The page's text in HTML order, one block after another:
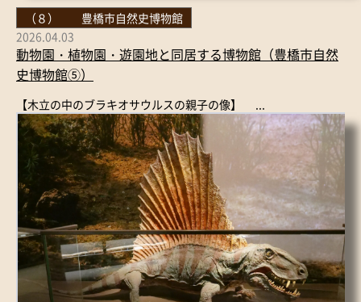
（８） 豊橋市自然史博物館
2026.04.03
動物園・植物園・遊園地と同居する博物館（豊橋市自然
史博物館⑤）
【木立の中のブラキオサウルスの親子の像】 ...